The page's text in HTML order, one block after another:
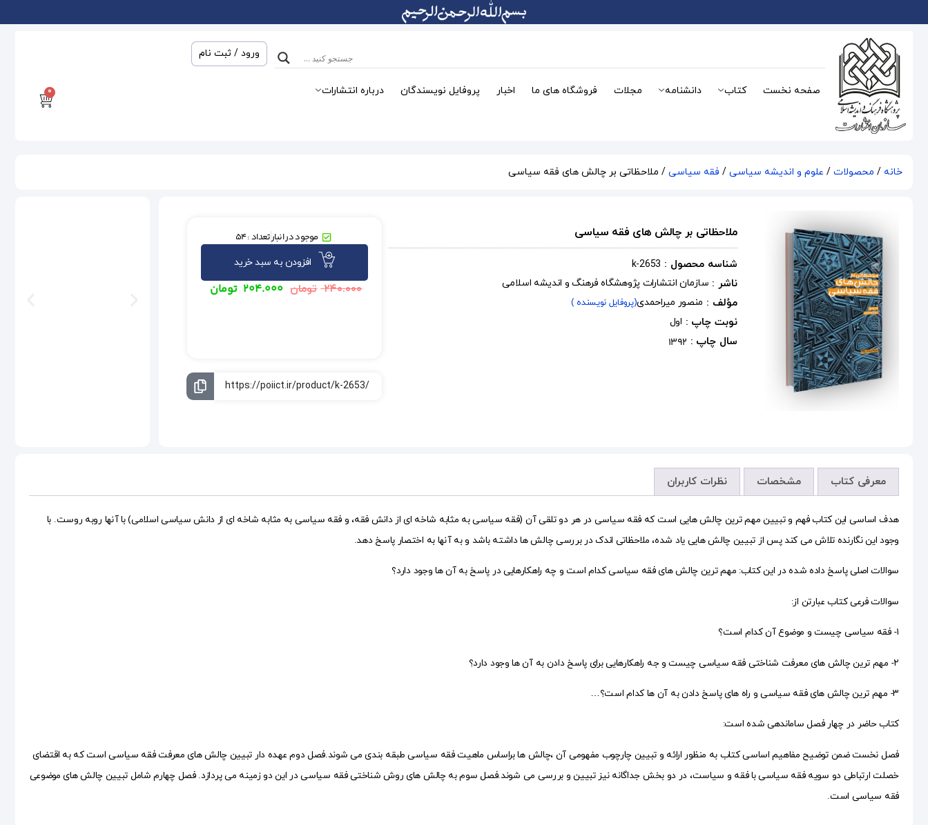
ورود / ثبت نام
صفحه نخست کتاب دانشنامه مجلات فروشگاه های ما اخبار پروفایل نویسندگان درباره انتشارات 0
خانه / محصولات / علوم و اندیشه سیاسی / فقه سیاسی / ملاحظاتی بر چالش های فقه سیاسی
ملاحظاتی بر چالش های فقه سیاسی
شناسه محصول : k-2653
ناشر : سازمان انتشارات پژوهشگاه فرهنگ و اندیشه اسلامی
مؤلف : منصور میراحمدی(پروفایل نویسنده )
نوبت چاپ : اول
سال چاپ : 1392
موجود در انبارتعداد : 54
افزودن به سبد خرید
۲۴۰.۰۰۰ تومان ۲۰۴.۰۰۰ تومان
معرفی کتاب مشخصات نظرات کاربران
هدف اساسی این کتاب فهم و تبیین مهم ترین چالش هایی است که فقه سیاسی در هر دو تلقی آن (فقه سیاسی به مثابه شاخه ای از دانش فقه، و فقه سیاسی به مثابه شاخه ای از دانش سیاسی اسلامی) با آنها روبه روست. با
وجود این نگارنده تلاش می کند پس از تبیین چالش هایی یاد شده، ملاحظاتی اندک در بررسی چالش ها داشته باشد و به آنها به اختصار پاسخ دهد.
سوالات اصلی پاسخ داده شده در این کتاب: مهم ترین چالش های فقه سیاسی کدام است و چه راهکارهایی در پاسخ به آن ها وجود دارد؟
سوالات فرعی کتاب عبارتن از:
۱- فقه سیاسی چیست و موضوع آن کدام است؟
۲- مهم ترین چالش های معرفت شناختی فقه سیاسی چیست و جه راهکارهایی برای پاسخ دادن به آن ها وجود دارد؟
۳- مهم ترین چالش های فقه سیاسی و راه های پاسخ دادن به آن ها کدام است؟…
کتاب حاضر در چهار فصل ساماندهی شده است:
فصل نخست ضمن توضیح مفاهیم اساسی کتاب به منظور ارائه و تبیین چارچوب مفهومی آن ،چالش ها براساس ماهیت فقه سیاسی طبقه بندی می شوند.فصل دوم عهده دار تبیین چالش های معرفت فقه سیاسی است که به اقتضای
خصلت ارتباطی دو سویه فقه سیاسی با فقه و سیاست، در دو بخش جداگانه نیز تبیین و بررسی می شوند.فصل سوم به چالش های روش شناختی فقه سیاسی در این دو زمینه می پردازد. فصل چهارم شامل تبیین چالش های موضوعی
فقه سیاسی است.